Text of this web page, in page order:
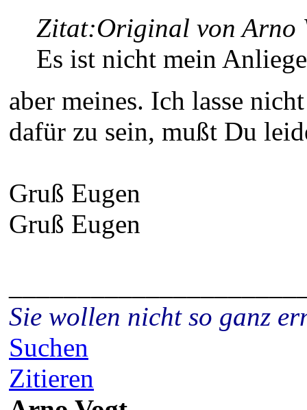
Zitat:Original von Arno
Es ist nicht mein
aber meines. Ich lasse
dafür zu sein, mußt Du
Gruß Eugen
Gruß Eugen
Sie wollen nicht so ganz
Suchen
Zitieren